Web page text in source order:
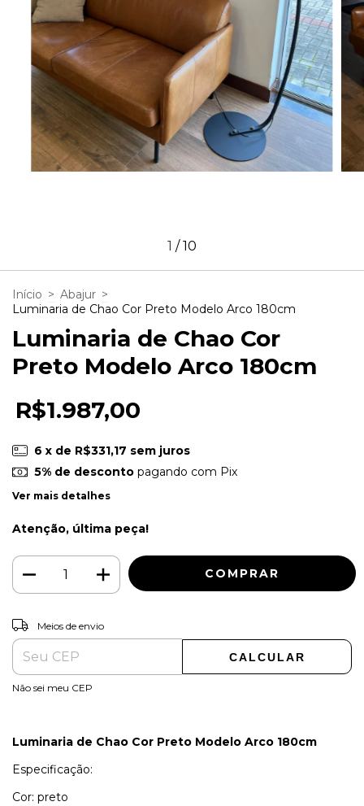
1 /10
Início > Abajur >
Luminaria de Chao Cor Preto Modelo Arco 180cm
Luminaria de Chao Cor
Preto Modelo Arco 180cm
R$1.987,00
6 x de R$331,17 sem juros
5% de descontopagando com Pix
Ver mais detalhes
Atenção, última peça!
Entregas para o CEP:
Meios de envio
CALCULAR
Não sei meu CEP
Luminaria de Chao Cor Preto Modelo Arco 180cm
Especificação:
Cor: preto